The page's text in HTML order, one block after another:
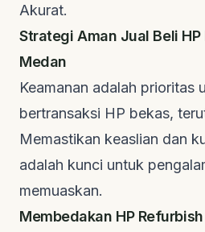
Akurat.
Strategi Aman Jual Beli
Medan
Keamanan adalah prioritas
bertransaksi HP bekas,
Memastikan keaslian dan
adalah kunci untuk
memuaskan.
Membedakan HP